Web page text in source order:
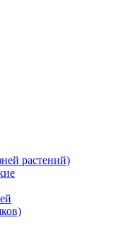
растений)